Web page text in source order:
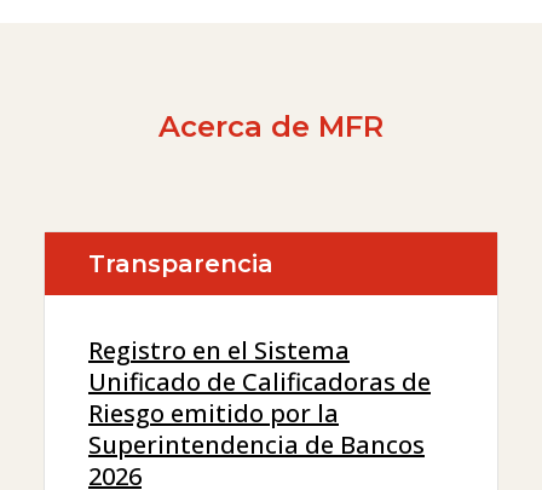
Acerca de MFR
Transparencia
Registro en el Sistema
Unificado de Calificadoras de
Riesgo emitido por la
Superintendencia de Bancos
2026